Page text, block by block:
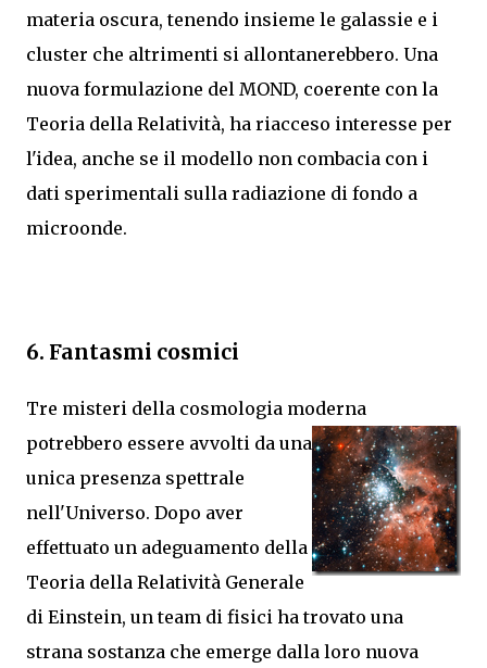
materia oscura, tenendo insieme le galassie e i
cluster che altrimenti si allontanerebbero. Una
nuova formulazione del MOND, coerente con la
Teoria della Relatività, ha riacceso interesse per
l'idea, anche se il modello non combacia con i
dati sperimentali sulla radiazione di fondo a
microonde.
6. Fantasmi cosmici
Tre misteri della cosmologia moderna
potrebbero essere avvolti da una
unica presenza spettrale
nell'Universo. Dopo aver
effettuato un adeguamento della
Teoria della Relatività Generale
di Einstein, un team di fisici ha trovato una
strana sostanza che emerge dalla loro nuova